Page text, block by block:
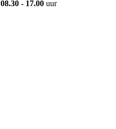
08.30 - 17.00 uur